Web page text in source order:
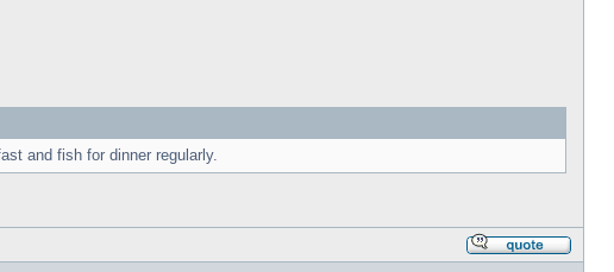
and fish for dinner regularly.
Vastaa